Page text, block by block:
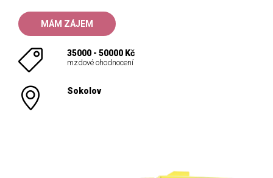
MÁM ZÁJEM
35000 - 50000 Kč
mzdové ohodnocení
Sokolov